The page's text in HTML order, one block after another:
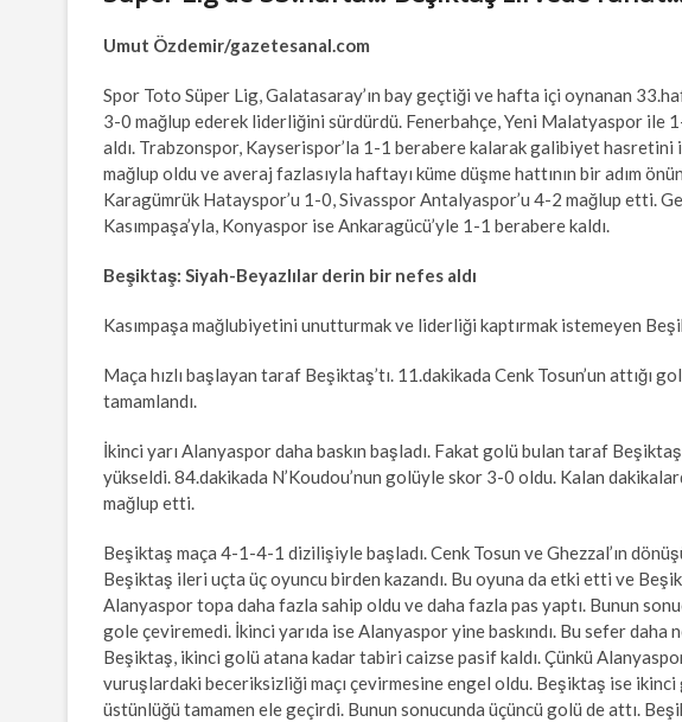
Umut Özdemir/gazetesanal.com
Spor Toto Süper Lig, Galatasaray’ın bay geçtiği ve hafta içi oynanan
3-0 mağlup ederek liderliğini sürdürdü. Fenerbahçe, Yeni Malatyaspor ile
aldı. Trabzonspor, Kayserispor’la 1-1 berabere kalarak galibiyet hasretini
mağlup oldu ve averaj fazlasıyla haftayı küme düşme hattının bir adım
Karagümrük Hatayspor’u 1-0, Sivasspor Antalyaspor’u 4-2 mağlup etti.
Kasımpaşa’yla, Konyaspor ise Ankaragücü’yle 1-1 berabere kaldı.
Beşiktaş: Siyah-Beyazlılar derin bir nefes aldı
Kasımpaşa mağlubiyetini unutturmak ve liderliği kaptırmak istemeyen
Maça hızlı başlayan taraf Beşiktaş’tı. 11.dakikada Cenk Tosun’un attığı
tamamlandı.
İkinci yarı Alanyaspor daha baskın başladı. Fakat golü bulan taraf
yükseldi. 84.dakikada N’Koudou’nun golüyle skor 3-0 oldu. Kalan
mağlup etti.
Beşiktaş maça 4-1-4-1 dizilişiyle başladı. Cenk Tosun ve Ghezzal’ın
Beşiktaş ileri uçta üç oyuncu birden kazandı. Bu oyuna da etki etti ve
Alanyaspor topa daha fazla sahip oldu ve daha fazla pas yaptı. Bunun
gole çeviremedi. İkinci yarıda ise Alanyaspor yine baskındı. Bu sefer
Beşiktaş, ikinci golü atana kadar tabiri caizse pasif kaldı. Çünkü
vuruşlardaki beceriksizliği maçı çevirmesine engel oldu. Beşiktaş ise
üstünlüğü tamamen ele geçirdi. Bunun sonucunda üçüncü golü de attı.